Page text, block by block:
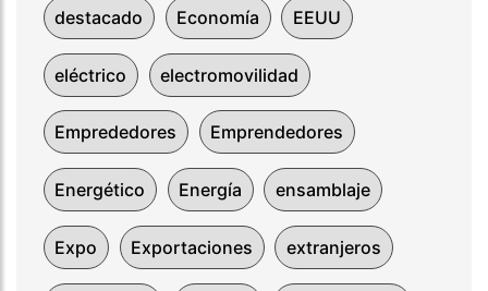
destacado Economía EEUU
eléctrico electromovilidad
Emprededores Emprendedores
Energético Energía ensamblaje
Expo Exportaciones extranjeros